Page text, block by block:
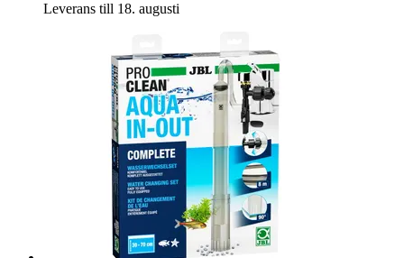
Leverans till 18. augusti